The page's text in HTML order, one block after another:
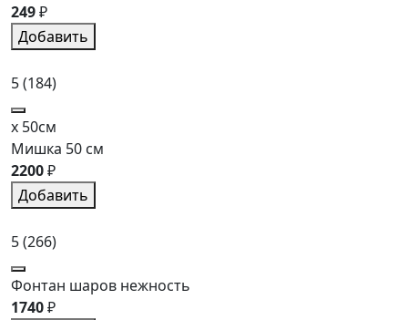
249₽
Добавить
5(184)
x 50см
Мишка 50 см
2200₽
Добавить
5(266)
Фонтан шаров нежность
1740₽